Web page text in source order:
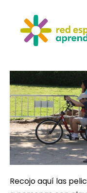
Recojo aquí las